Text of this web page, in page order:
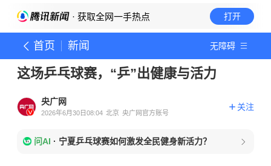
· 获取全网一手热点 打开
首页 新闻 无障碍
这场乒乓球赛，“乒”出健康与活力
央广网
2026年6月30日08:04 北京 央广网官方账号
关注
问AI · 宁夏乒乓球赛如何激发全民健身新活力？